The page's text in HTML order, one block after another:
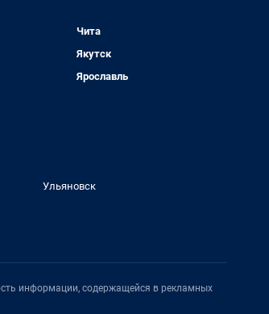
Чита
Якутск
Ярославль
Ульяновск
информации, содержащейся в рекламных